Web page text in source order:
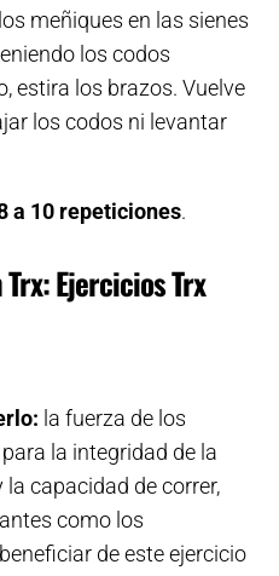
meñiques en las sienes
los codos
estira los brazos. Vuelve
los codos ni levantar
a 10 repeticiones.
Ejercicios Trx
la fuerza de los
la integridad de la
capacidad de correr,
como los
de este ejercicio